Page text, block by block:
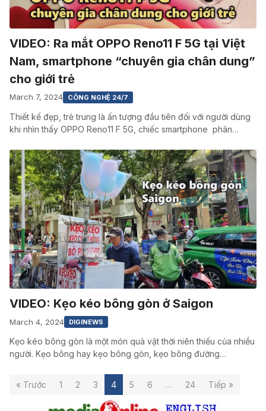
VIDEO: Ra mắt OPPO Reno11 F 5G tại Việt
Nam, smartphone “chuyên gia chân dung”
cho giới trẻ
March 7, 2024 CÔNG NGHỆ 24/7
Thiết kế đẹp, trẻ trung là ấn tượng đầu tiên đối với người dùng
khi nhìn thấy OPPO Reno11 F 5G, chiếc smartphone phân…
VIDEO: Kẹo kéo bông gòn ở Saigon
March 4, 2024 DIGINEWS
Kẹo kéo bông gòn là một món quà vặt thời niên thiếu của nhiều
người. Kẹo bông hay kẹo bông gòn, kẹo bông đường…
« Trước 1 2 3 4 5 6 … 24 Tiếp »